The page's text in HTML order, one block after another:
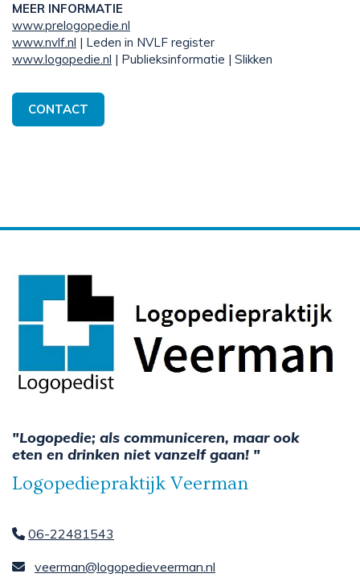
MEER INFORMATIE
www.prelogopedie.nl
www.nvlf.nl | Leden in NVLF register
www.logopedie.nl | Publieksinformatie | Slikken
CONTACT
"Logopedie; als communiceren, maar ook
eten en drinken niet vanzelf gaan! "
Logopediepraktijk Veerman
 06-22481543
 veerman@logopedieveerman.nl